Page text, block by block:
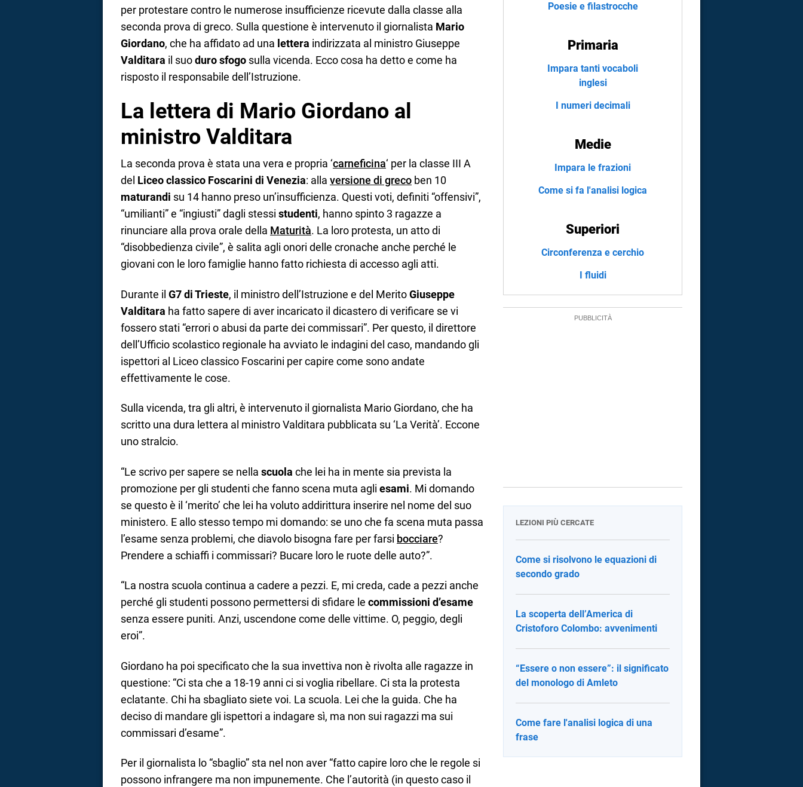
per protestare contro le numerose insufficienze ricevute dalla classe alla
seconda prova di greco. Sulla questione è intervenuto il giornalista Mario
Giordano, che ha affidato ad una lettera indirizzata al ministro Giuseppe
Valditara il suoduro sfogo sulla vicenda. Ecco cosa ha detto e come ha
risposto il responsabile dell’Istruzione.
La lettera di Mario Giordano al
ministro Valditara
La seconda prova è stata una vera e propria ‘carneficina‘ per la classe III A
del Liceo classico Foscarini di Venezia: alla versione di greco ben 10
maturandi su 14 hanno preso un’insufficienza. Questi voti, definiti “offensivi”,
“umilianti” e “ingiusti” dagli stessi studenti, hanno spinto 3 ragazze a
rinunciare alla prova orale della Maturità. La loro protesta, un atto di
“disobbedienza civile”, è salita agli onori delle cronache anche perché le
giovani con le loro famiglie hanno fatto richiesta di accesso agli atti.
Durante il G7 di Trieste, il ministro dell’Istruzione e del MeritoGiuseppe
Valditara ha fatto sapere di aver incaricato il dicastero di verificare se vi
fossero stati “errori o abusi da parte dei commissari”. Per questo, il direttore
dell’Ufficio scolastico regionale ha avviato le indagini del caso, mandando gli
ispettori al Liceo classico Foscarini per capire come sono andate
effettivamente le cose.
Sulla vicenda, tra gli altri, è intervenuto il giornalista Mario Giordano, che ha
scritto una dura lettera al ministro Valditara pubblicata su ‘La Verità’. Eccone
uno stralcio.
“Le scrivo per sapere se nella scuola che lei ha in mente sia prevista la
promozione per gli studenti che fanno scena muta agli esami. Mi domando
se questo è il ‘merito’ che lei ha voluto addirittura inserire nel nome del suo
ministero. E allo stesso tempo mi domando: se uno che fa scena muta passa
l’esame senza problemi, che diavolo bisogna fare per farsi bocciare?
Prendere a schiaffi i commissari? Bucare loro le ruote delle auto?”.
“La nostra scuola continua a cadere a pezzi. E, mi creda, cade a pezzi anche
perché gli studenti possono permettersi di sfidare le commissioni d’esame
senza essere puniti. Anzi, uscendone come delle vittime. O, peggio, degli
eroi”.
Giordano ha poi specificato che la sua invettiva non è rivolta alle ragazze in
questione: “Ci sta che a 18-19 anni ci si voglia ribellare. Ci sta la protesta
eclatante. Chi ha sbagliato siete voi. La scuola. Lei che la guida. Che ha
deciso di mandare gli ispettori a indagare sì, ma non sui ragazzi ma sui
commissari d’esame”.
Per il giornalista lo “sbaglio” sta nel non aver “fatto capire loro che le regole si
possono infrangere ma non impunemente. Che l’autorità (in questo caso il
Poesie e filastrocche
Primaria
Impara tanti vocaboli
inglesi
I numeri decimali
Medie
Impara le frazioni
Come si fa l'analisi logica
Superiori
Circonferenza e cerchio
I fluidi
LEZIONI PIÙ CERCATE
Come si risolvono le equazioni di
secondo grado
La scoperta dell’America di
Cristoforo Colombo: avvenimenti
“Essere o non essere”: il significato
del monologo di Amleto
Come fare l'analisi logica di una
frase